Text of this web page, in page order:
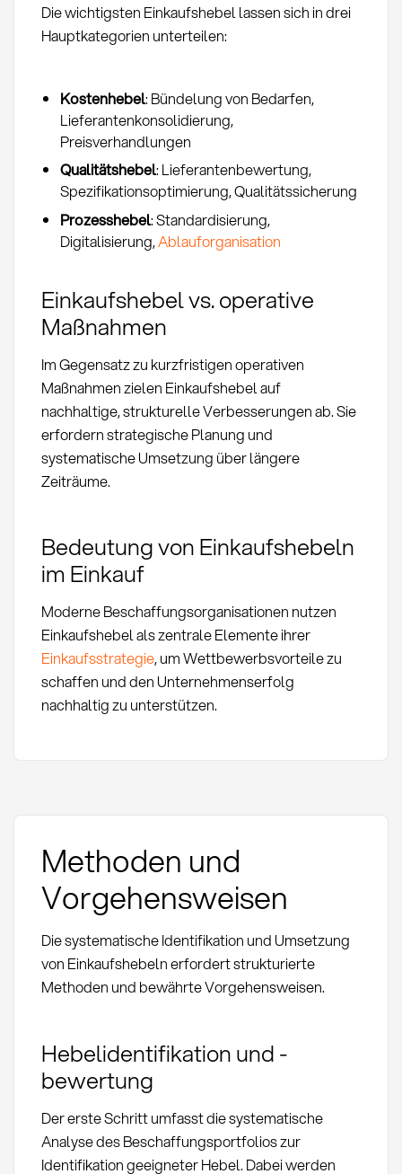
Die wichtigsten Einkaufshebel lassen sich in drei
Hauptkategorien unterteilen:
Kostenhebel: Bündelung von Bedarfen,
Lieferantenkonsolidierung,
Preisverhandlungen
Qualitätshebel: Lieferantenbewertung,
Spezifikationsoptimierung, Qualitätssicherung
Prozesshebel: Standardisierung,
Digitalisierung,Ablauforganisation
Einkaufshebel vs. operative
Maßnahmen
Im Gegensatz zu kurzfristigen operativen
Maßnahmen zielen Einkaufshebel auf
nachhaltige, strukturelle Verbesserungen ab. Sie
erfordern strategische Planung und
systematische Umsetzung über längere
Zeiträume.
Bedeutung von Einkaufshebeln
im Einkauf
Moderne Beschaffungsorganisationen nutzen
Einkaufshebel als zentrale Elemente ihrer
Einkaufsstrategie, um Wettbewerbsvorteile zu
schaffen und den Unternehmenserfolg
nachhaltig zu unterstützen.
Methoden und
Vorgehensweisen
Die systematische Identifikation und Umsetzung
von Einkaufshebeln erfordert strukturierte
Methoden und bewährte Vorgehensweisen.
Hebelidentifikation und -
bewertung
Der erste Schritt umfasst die systematische
Analyse des Beschaffungsportfolios zur
Identifikation geeigneter Hebel. Dabei werden